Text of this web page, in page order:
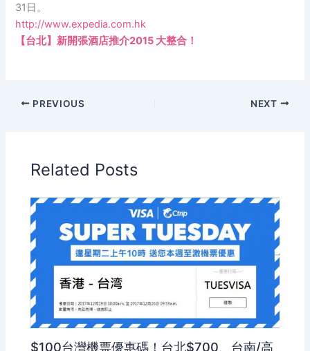
31日。
http://www.expedia.com.hk
【台北】新開張酒店推介2015 大整合！
PREVIOUS NEXT
Related Posts
$100台灣機票優惠碼！台北$700、台南/高